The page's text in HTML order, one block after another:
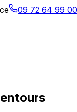
09 72 64 99 00